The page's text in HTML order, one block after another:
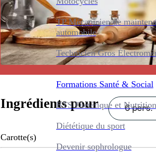
TP Mécanicien de
automobile
Technicien Gros
Formations Santé & Social
BTS Diététique et Nutrition
Diététique du sport
Devenir sophrologue
Ingrédients pour 6 pers.
Carotte(s)